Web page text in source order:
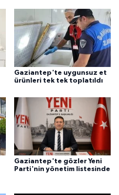
Gaziantep'te uygunsuz et
ürünleri tek tek toplatıldı
Gaziantep'te gözler Yeni
Parti'nin yönetim listesinde